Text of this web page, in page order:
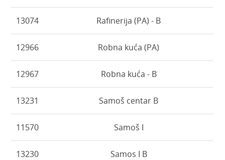
13074 Rafinerija (PA) - B
12966 Robna kuća (PA)
12967 Robna kuća - B
13231 Samoš centar B
11570 Samoš I
13230 Samos I B